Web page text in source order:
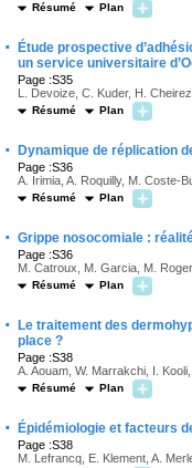
Résumé Plan
·
Étude prospective
un service universitaire
Page :S35
L. Devoize, C. Kuder, H.
Résumé Plan
· Dynamique de réplication
Page :S36
A. Irimia, A. Roquilly, M. Coste-
Résumé Plan
· Grippe nosocomiale :
Page :S36
M. Catroux, M. Garcia, M.
Résumé Plan
·
Le traitement des
place ?
Page :S38
A. Aouam, W. Marrakchi, I.
Résumé Plan
· Épidémiologie et facteurs
Page :S38
M. Lefrancq, E. Klement, A.